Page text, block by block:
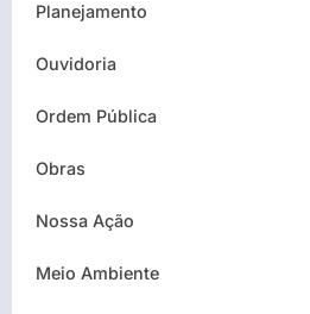
Planejamento
Ouvidoria
Ordem Pública
Obras
Nossa Ação
Meio Ambiente